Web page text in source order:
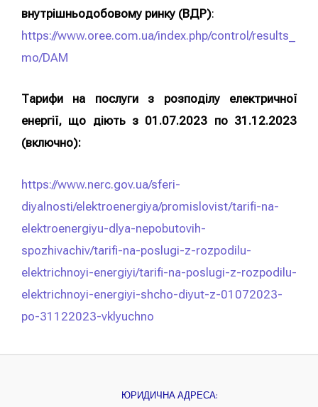
внутрішньодобовому ринку (ВДР):
https://www.oree.com.ua/index.php/control/results_
mo/DAM
Тарифи на послуги з розподілу електричної
енергії, що діють з 01.07.2023 по 31.12.2023
(включно):
https://www.nerc.gov.ua/sferi-
diyalnosti/elektroenergiya/promislovist/tarifi-na-
elektroenergiyu-dlya-nepobutovih-
spozhivachiv/tarifi-na-poslugi-z-rozpodilu-
elektrichnoyi-energiyi/tarifi-na-poslugi-z-rozpodilu-
elektrichnoyi-energiyi-shcho-diyut-z-01072023-
po-31122023-vklyuchno
ЮРИДИЧНА АДРЕСА: